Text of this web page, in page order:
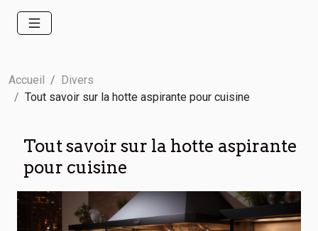
Accueil
Divers
Tout savoir sur la hotte aspirante pour cuisine
Tout savoir sur la hotte aspirante
pour cuisine